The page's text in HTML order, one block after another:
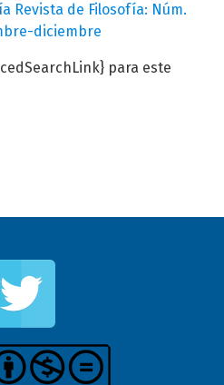
Revista de Filosofía: Núm.
diciembre
para este